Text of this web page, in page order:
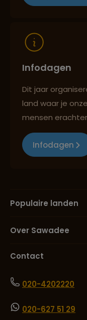
Infodagen
Dit jaar
land waar je
mensen
Infodagen
Populaire landen
Over Sawadee
Contact
020-4202220
020-627 51 29